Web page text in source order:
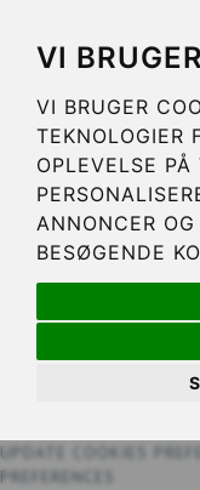
VI
VI BRUGER
TEKNOLOGIER
OPLEVELSE
ANNONCER
BESØGENDE
UPDATE COOKIES
PREFERENCES